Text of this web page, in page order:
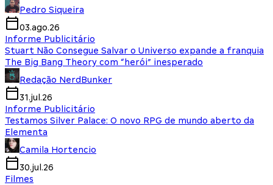
Pedro Siqueira
03.ago.26
Informe Publicitário
Stuart Não Consegue Salvar o Universo expande a franquia
The Big Bang Theory com “herói” inesperado
Redação NerdBunker
31.jul.26
Informe Publicitário
Testamos Silver Palace: O novo RPG de mundo aberto da
Elementa
Camila Hortencio
30.jul.26
Filmes